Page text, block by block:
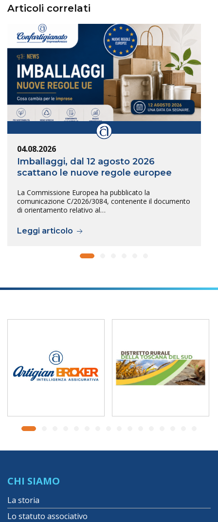
Articoli correlati
04.08.2026
Imballaggi, dal 12 agosto 2026
scattano le nuove regole europee
La Commissione Europea ha pubblicato la
comunicazione C/2026/3084, contenente il documento
di orientamento relativo al…
Leggi articolo
CHI SIAMO
La storia
Lo statuto associativo